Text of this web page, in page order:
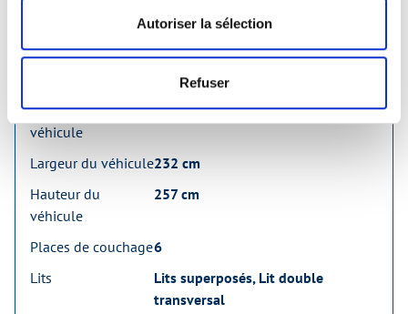
Autoriser la sélection
Refuser
25.690 €
incl. 19% MwSt.
Longueur du
véhicule
707 cm
Largeur du véhicule232 cm
Hauteur du
véhicule
257 cm
Places de couchage6
Lits
Lits superposés, Lit double
transversal